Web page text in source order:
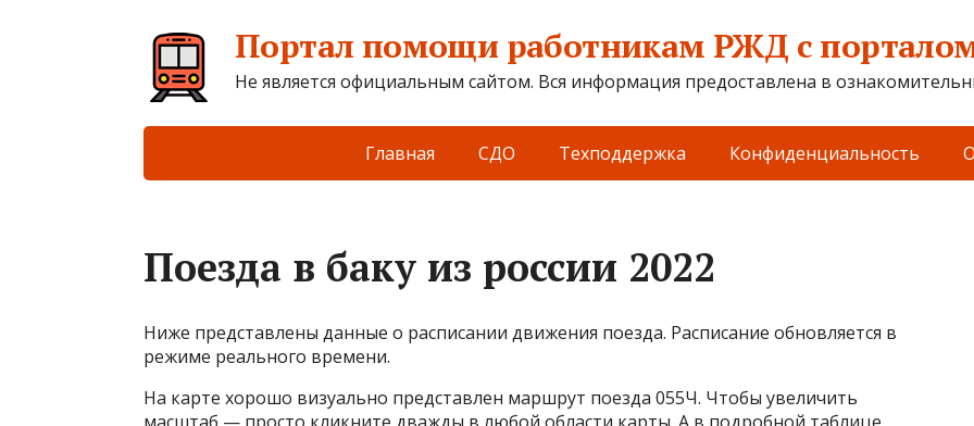
Портал помощи работникам РЖД с
Не является официальным сайтом. Вся информация предоставлена в
Главная СДО Техподдержка Конфиденциальность
Поезда в баку из россии 2022
Ниже представлены данные о расписании движения поезда. Расписание обновляется в
режиме реального времени.
На карте хорошо визуально представлен маршрут поезда 055Ч. Чтобы увеличить